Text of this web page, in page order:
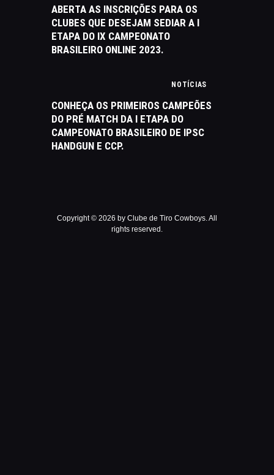
ABERTA AS INSCRIÇÕES PARA OS
CLUBES QUE DESEJAM SEDIAR A I
ETAPA DO IX CAMPEONATO
BRASILEIRO ONLINE 2023.
NOTÍCIAS
CONHEÇA OS PRIMEIROS CAMPEÕES
DO PRÉ MATCH DA I ETAPA DO
CAMPEONATO BRASILEIRO DE IPSC
HANDGUN E CCP.
Copyright © 2026 by Clube de Tiro Cowboys. All
rights reserved.